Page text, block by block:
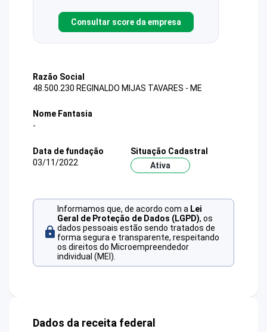
Consultar score da empresa
Razão Social
48.500.230 REGINALDO MIJAS TAVARES - ME
Nome Fantasia
-
Data de fundação
03/11/2022
Situação Cadastral
Ativa
Informamos que, de acordo com a Lei
Geral de Proteção de Dados (LGPD), os
dados pessoais estão sendo tratados de
forma segura e transparente, respeitando
os direitos do Microempreendedor
individual (MEI).
Dados da receita federal